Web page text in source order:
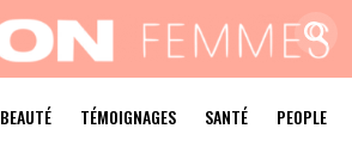
BEAUTÉ TÉMOIGNAGES SANTÉ PEOPLE